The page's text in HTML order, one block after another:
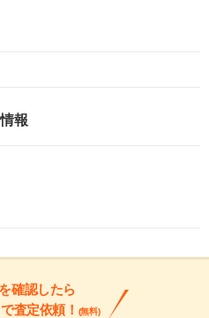
報
確認したら
査定依頼！ (無料)